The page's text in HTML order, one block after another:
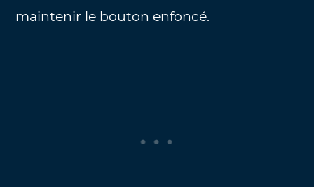
maintenir le bouton enfoncé.